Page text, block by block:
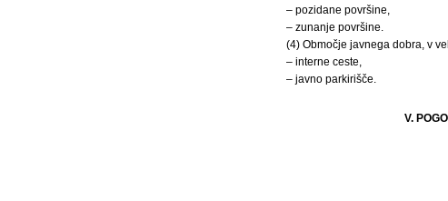
– pozidane površine,
– zunanje površine.
(4) Območje javnega dobra, v
– interne ceste,
– javno parkirišče.
V.